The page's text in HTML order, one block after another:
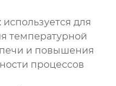
: используется для
температурной
и повышения
процессов